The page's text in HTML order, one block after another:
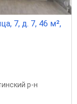
7, д. 7, 46 м²,
р-н